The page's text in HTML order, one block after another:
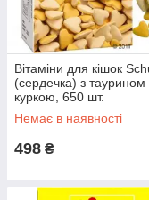
Вітаміни для кішок
(сердечка) з таурином
куркою, 650 шт.
Немає в наявності
498 ₴